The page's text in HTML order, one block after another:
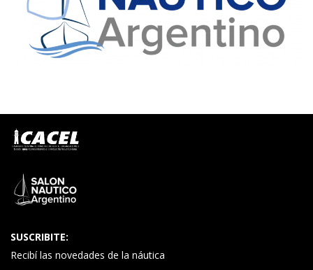
SUSCRIBITE:
Recibí las novedades de la náutica